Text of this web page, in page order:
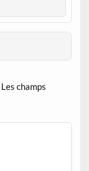
Les champs